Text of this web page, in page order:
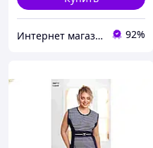
Интернет магазин MODA 92%